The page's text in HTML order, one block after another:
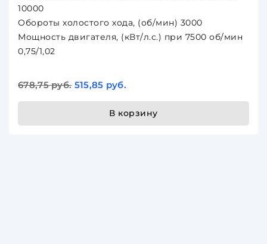
10000
Обороты холостого хода, (об/мин) 3000
Мощность двигателя, (кВт/л.с.) при 7500 об/мин
0,75/1,02
678,75 руб. 515,85 руб.
В корзину